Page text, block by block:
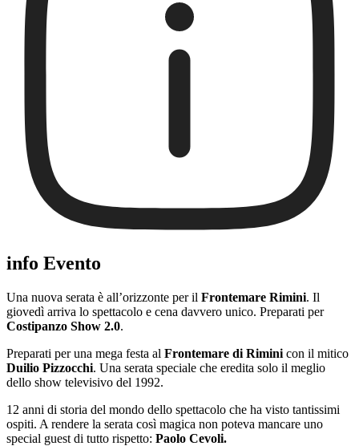
info Evento
Una nuova serata è all’orizzonte per il Frontemare Rimini. Il
giovedì arriva lo spettacolo e cena davvero unico. Preparati per
Costipanzo Show 2.0.
Preparati per una mega festa al Frontemare di Rimini con il mitico
Duilio Pizzocchi. Una serata speciale che eredita solo il meglio
dello show televisivo del 1992.
12 anni di storia del mondo dello spettacolo che ha visto tantissimi
ospiti. A rendere la serata così magica non poteva mancare uno
special guest di tutto rispetto: Paolo Cevoli.